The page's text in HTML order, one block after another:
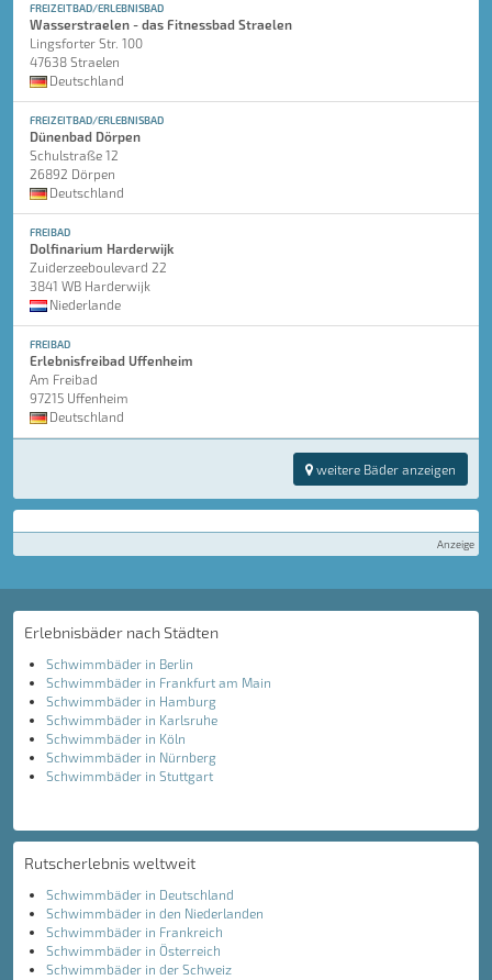
FREIZEITBAD/ERLEBNISBAD
Wasserstraelen - das Fitnessbad Straelen
Lingsforter Str. 100
47638 Straelen
Deutschland
FREIZEITBAD/ERLEBNISBAD
Dünenbad Dörpen
Schulstraße 12
26892 Dörpen
Deutschland
FREIBAD
Dolfinarium Harderwijk
Zuiderzeeboulevard 22
3841 WB Harderwijk
Niederlande
FREIBAD
Erlebnisfreibad Uffenheim
Am Freibad
97215 Uffenheim
Deutschland
weitere Bäder anzeigen
Anzeige
Erlebnisbäder nach Städten
Schwimmbäder in Berlin
Schwimmbäder in Frankfurt am Main
Schwimmbäder in Hamburg
Schwimmbäder in Karlsruhe
Schwimmbäder in Köln
Schwimmbäder in Nürnberg
Schwimmbäder in Stuttgart
Rutscherlebnis weltweit
Schwimmbäder in Deutschland
Schwimmbäder in den Niederlanden
Schwimmbäder in Frankreich
Schwimmbäder in Österreich
Schwimmbäder in der Schweiz